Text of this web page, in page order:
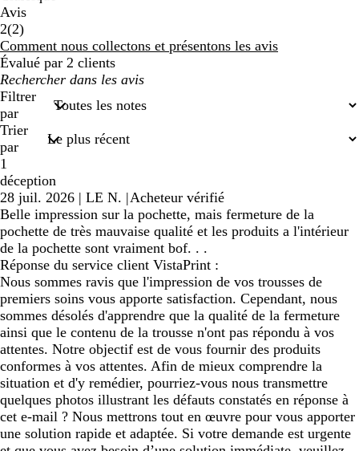
Avis
2(22
avis
)
Comment nous collectons et présentons les avis
Évalué par 2 clients
Mes
recherches
saisies
Filtrer
par
Trier
par
1
déception
28 juil. 2026 | LE N. |Acheteur vérifié
Belle impression sur la pochette, mais fermeture de la
pochette de très mauvaise qualité et les produits a l'intérieur
de la pochette sont vraiment bof. . .
Réponse du service client VistaPrint :
Nous sommes ravis que l'impression de vos trousses de
premiers soins vous apporte satisfaction. Cependant, nous
sommes désolés d'apprendre que la qualité de la fermeture
ainsi que le contenu de la trousse n'ont pas répondu à vos
attentes. Notre objectif est de vous fournir des produits
conformes à vos attentes. Afin de mieux comprendre la
situation et d'y remédier, pourriez-vous nous transmettre
quelques photos illustrant les défauts constatés en réponse à
cet e-mail ? Nous mettrons tout en œuvre pour vous apporter
une solution rapide et adaptée. Si votre demande est urgente